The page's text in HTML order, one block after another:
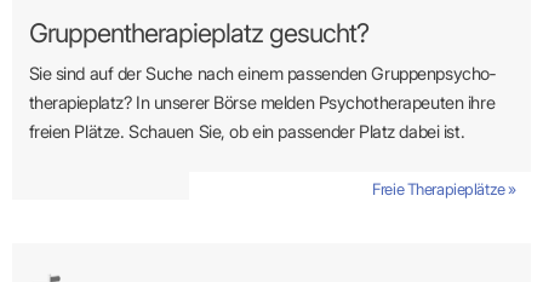
Gruppentherapieplatz gesucht?
Sie sind auf der Suche nach einem passenden Gruppen­psycho­
therapie­platz? In unserer Börse melden Psycho­­thera­­peuten ihre
freien Plätze. Schauen Sie, ob ein passender Platz dabei ist.
Freie Therapieplätze »